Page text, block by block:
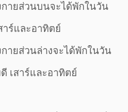
กายส่วนบนจะได้พักในวัน
าร์และอาทิตย์
ายส่วนล่างจะได้พักในวัน
เสาร์และอาทิตย์